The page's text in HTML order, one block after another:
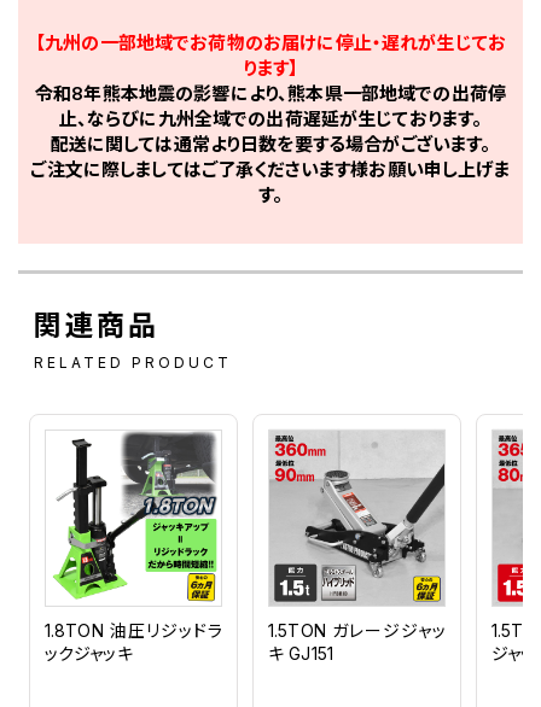
【九州の一部地域でお荷物のお届けに停止・遅れが生じてお
ります】
令和8年熊本地震の影響により、熊本県一部地域での出荷停
止、ならびに九州全域での出荷遅延が生じております。
配送に関しては通常より日数を要する場合がございます。
ご注文に際しましてはご了承くださいます様お願い申し上げま
す。
関連商品
RELATED PRODUCT
1.8TON 油圧リジッドラ
ックジャッキ
1.5TON ガレージジャッ
キ GJ151
ジャ